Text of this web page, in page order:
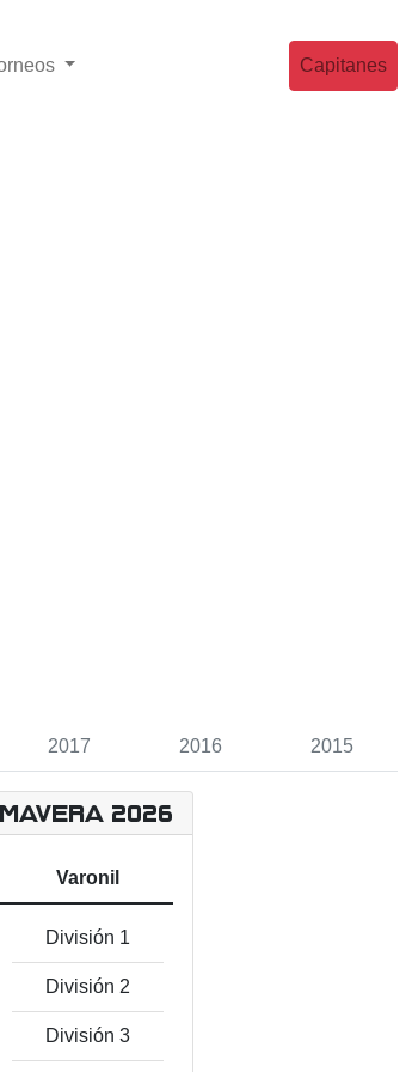
Capitanes
2017 2016 2015
2026
Varonil
División 1
División 2
División 3